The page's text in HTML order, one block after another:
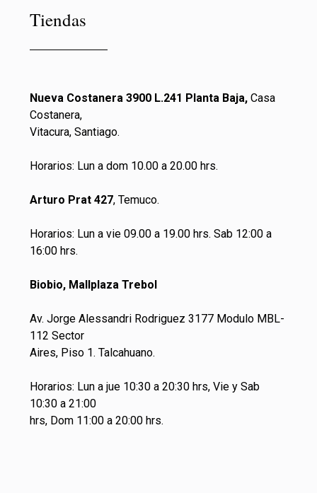
Tiendas
Nueva Costanera 3900 L.241 Planta Baja, Casa
Costanera,
Vitacura, Santiago.
Horarios: Lun a dom 10.00 a 20.00 hrs.
Arturo Prat 427, Temuco.
Horarios: Lun a vie 09.00 a 19.00 hrs. Sab 12:00 a
16:00 hrs.
Biobio, Mallplaza Trebol
Av. Jorge Alessandri Rodriguez 3177 Modulo MBL-
112 Sector
Aires, Piso 1. Talcahuano.
Horarios: Lun a jue 10:30 a 20:30 hrs, Vie y Sab
10:30 a 21:00
hrs, Dom 11:00 a 20:00 hrs.